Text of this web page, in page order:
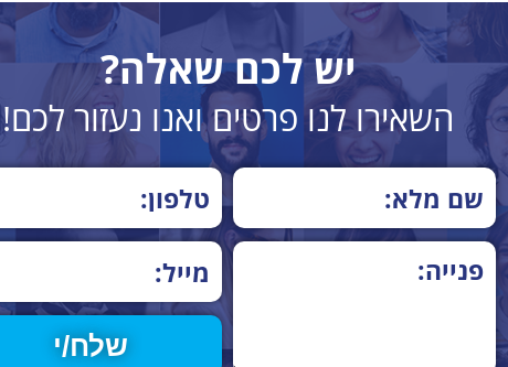
יש לכם שאלה?
השאירו לנו פרטים ואנו נעזור לכם!